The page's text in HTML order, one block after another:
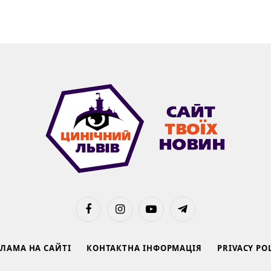
FacebookInstagramYouTubeTelegram
НА САЙТІ КОНТАКТНА ІНФОРМАЦІЯ PRIVACY